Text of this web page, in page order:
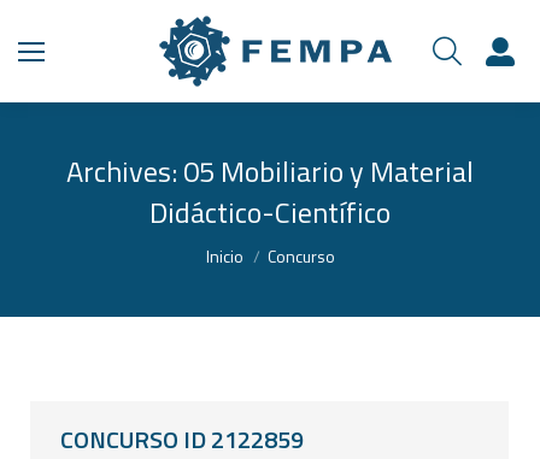
Archives:05 Mobiliario y Material
Didáctico-Científico
Estás aquí:
Inicio Concurso
CONCURSO ID 2122859